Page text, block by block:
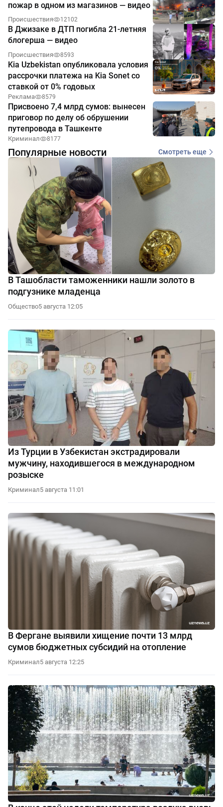
пожар в одном из магазинов — видео
Происшествия 12102
В Джизаке в ДТП погибла 21-летняя
блогерша — видео
Происшествия 8593
Kia Uzbekistan опубликовала условия
рассрочки платежа на Kia Sonet со
ставкой от 0% годовых
Реклама 8579
Присвоено 7,4 млрд сумов: вынесен
приговор по делу об обрушении
путепровода в Ташкенте
Криминал 8177
Популярные новости Смотреть еще
В Ташобласти таможенники нашли золото в
подгузнике младенца
Общество5 августа 12:05
Из Турции в Узбекистан экстрадировали
мужчину, находившегося в международном
розыске
Криминал5 августа 11:01
В Фергане выявили хищение почти 13 млрд
сумов бюджетных субсидий на отопление
Криминал5 августа 12:25